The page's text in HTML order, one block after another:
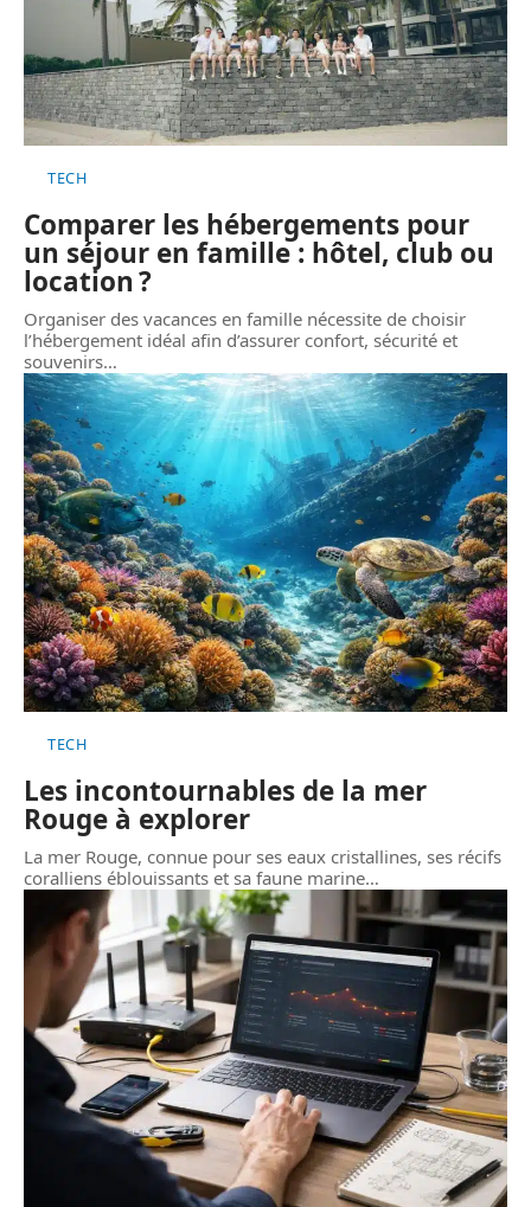
TECH
Comparer les hébergements pour
un séjour en famille : hôtel, club ou
location ?
Organiser des vacances en famille nécessite de choisir
l’hébergement idéal afin d’assurer confort, sécurité et
souvenirs…
TECH
Les incontournables de la mer
Rouge à explorer
La mer Rouge, connue pour ses eaux cristallines, ses récifs
coralliens éblouissants et sa faune marine…